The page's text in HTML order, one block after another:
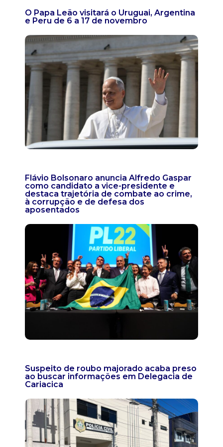
O Papa Leão visitará o Uruguai, Argentina
e Peru de 6 a 17 de novembro
Flávio Bolsonaro anuncia Alfredo Gaspar
como candidato a vice-presidente e
destaca trajetória de combate ao crime,
à corrupção e de defesa dos
aposentados
Suspeito de roubo majorado acaba preso
ao buscar informações em Delegacia de
Cariacica